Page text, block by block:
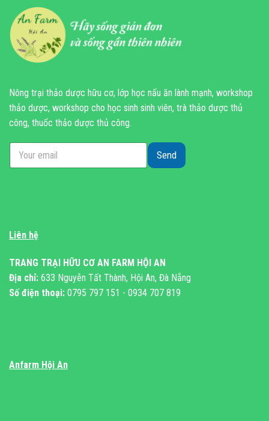
Nông trại thảo dược hữu cơ, lớp học nấu ăn lành mạnh, workshop
thảo dược, workshop cho học sinh sinh viên, trà thảo dược thủ
công, thuốc thảo dược thủ công.
Send
Liên hệ
TRANG TRẠI HỮU CƠ AN FARM HỘI AN
Địa chỉ: 633 Nguyễn Tất Thành, Hội An, Đà Nẵng
Số điện thoại: 0795 797 151 - 0934 707 819
Anfarm Hội An